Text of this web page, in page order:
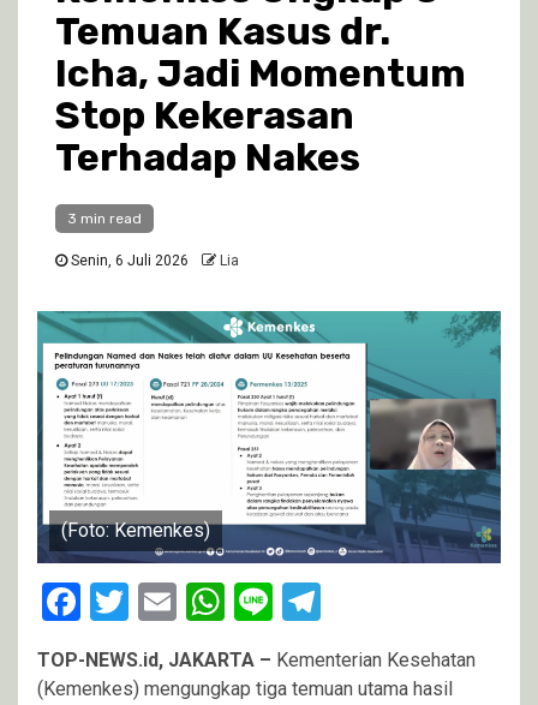
Temuan Kasus dr.
Icha, Jadi Momentum
Stop Kekerasan
Terhadap Nakes
3 min read
Senin, 6 Juli 2026 Lia
(Foto: Kemenkes)
Facebook
Twitter
EmailWhatsApp
Line
TOP-NEWS.id, JAKARTA – Kementerian Kesehatan
(Kemenkes) mengungkap tiga temuan utama hasil